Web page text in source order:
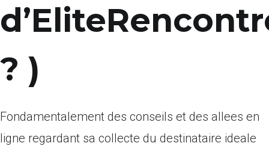
? )
Fondamentalement des conseils et des allees en
ligne regardant sa collecte du destinataire ideale